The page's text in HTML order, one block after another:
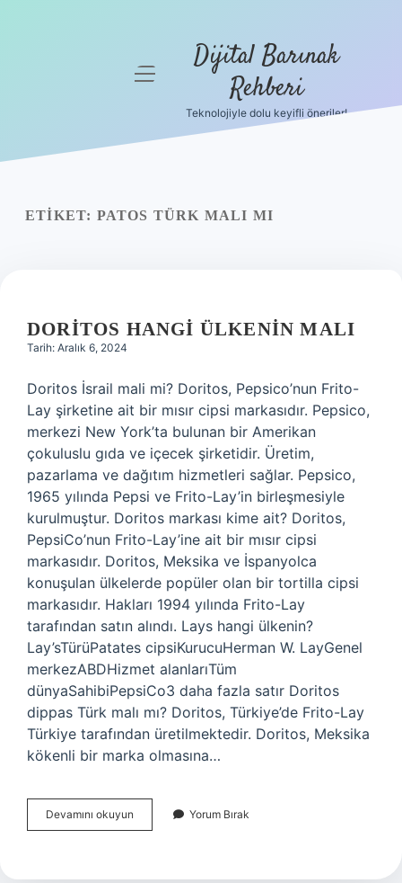
menüyü
Dijital Barınak
Rehberi
Teknolojiyle dolu keyifli öneriler!
ETIKET: PATOS TÜRK MALI MI
DORITOS HANGI ÜLKENIN MALI
Tarih: Aralık 6, 2024
Doritos İsrail mali mi? Doritos, Pepsico’nun Frito-
Lay şirketine ait bir mısır cipsi markasıdır. Pepsico,
merkezi New York’ta bulunan bir Amerikan
çokuluslu gıda ve içecek şirketidir. Üretim,
pazarlama ve dağıtım hizmetleri sağlar. Pepsico,
1965 yılında Pepsi ve Frito-Lay’in birleşmesiyle
kurulmuştur. Doritos markası kime ait? Doritos,
PepsiCo’nun Frito-Lay’ine ait bir mısır cipsi
markasıdır. Doritos, Meksika ve İspanyolca
konuşulan ülkelerde popüler olan bir tortilla cipsi
markasıdır. Hakları 1994 yılında Frito-Lay
tarafından satın alındı. Lays hangi ülkenin?
Lay’sTürüPatates cipsiKurucuHerman W. LayGenel
merkezABDHizmet alanlarıTüm
dünyaSahibiPepsiCo3 daha fazla satır Doritos
dippas Türk malı mı? Doritos, Türkiye’de Frito-Lay
Türkiye tarafından üretilmektedir. Doritos, Meksika
kökenli bir marka olmasına…
Devamını okuyun
Hangi
Yorum Bırak